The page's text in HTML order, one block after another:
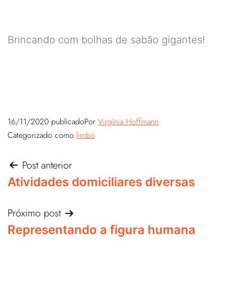
Brincando com bolhas de sabão gigantes!
16/11/2020 publicadoPor Virgínia Hoffmann
Categorizado como limbo
Post anterior
Atividades domiciliares diversas
Próximo post
Representando a figura humana